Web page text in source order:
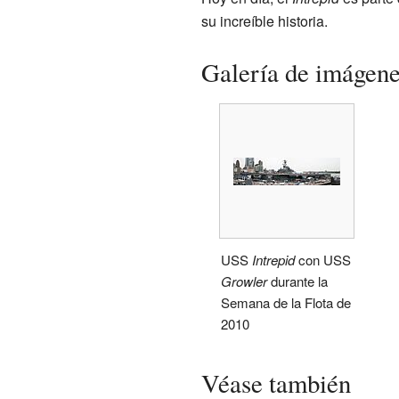
su increíble historia.
Galería de
USS Intrepidcon USS
Growlerdurante la
Semana de la Flota de
2010
Véase también